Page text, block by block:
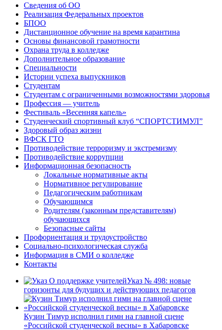
Сведения об ОО
Реализация Федеральных проектов
БПОО
Дистанционное обучение на время карантина
Основы финансовой грамотности
Охрана труда в колледже
Дополнительное образование
Специальности
Истории успеха выпускников
Студентам
Студентам с ограниченными возможностями здоровья
Профессия — учитель
Фестиваль «Весенняя капель»
Студенческий спортивный клуб “СПОРТСТИМУЛ”
Здоровый образ жизни
ВФСК ГТО
Противодействие терроризму и экстремизму
Противодействие коррупции
Информационная безопасность
Локальные нормативные акты
Нормативное регулирование
Педагогическим работникам
Обучающимся
Родителям (законным представителям)
обучающихся
Безопасные сайты
Профориентация и трудоустройство
Социально-психологическая служба
Информация в СМИ о колледже
Контакты
Указ № 498: новые
горизонты для будущих и действующих педагогов
Кузин Тимур исполнил гимн на главной сцене
«Российской студенческой весны» в Хабаровске